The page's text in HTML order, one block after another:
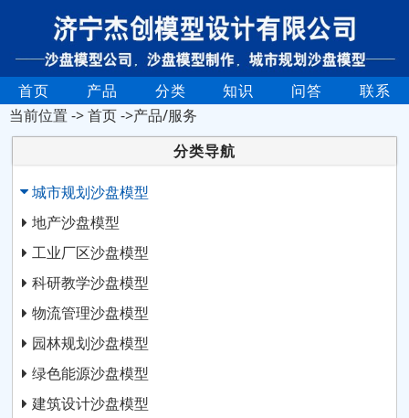
首页 产品 分类 知识 问答
联系
当前位置 ->首页->产品/服务
分类导航
城市规划沙盘模型
地产沙盘模型
工业厂区沙盘模型
科研教学沙盘模型
物流管理沙盘模型
园林规划沙盘模型
绿色能源沙盘模型
建筑设计沙盘模型